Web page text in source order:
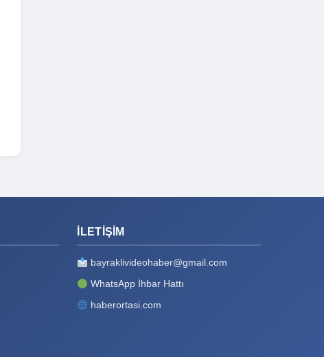
İLETIŞIM
bayraklivideohaber@gmail.com
WhatsApp İhbar Hattı
haberortasi.com